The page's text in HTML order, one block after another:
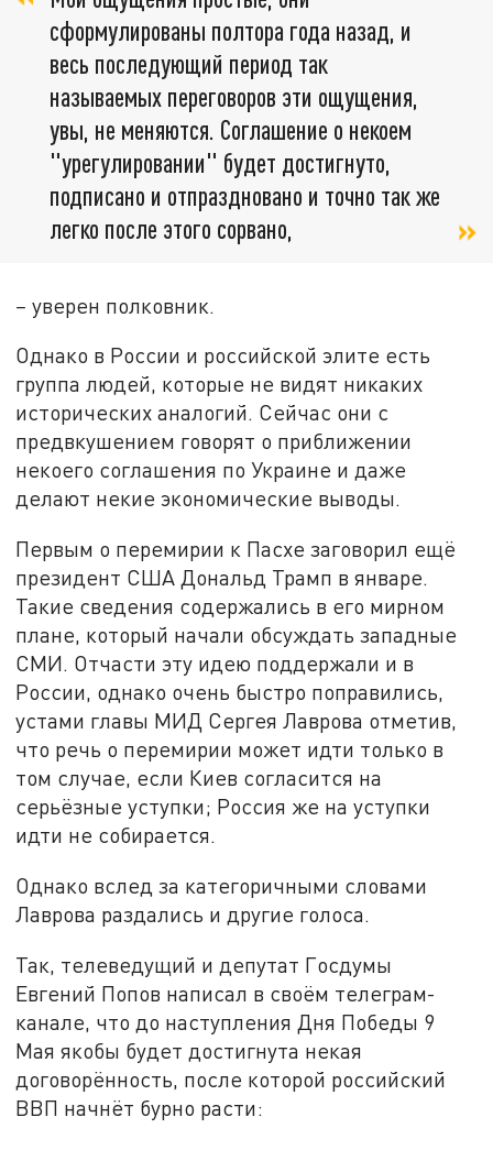
сформулированы полтора года назад, и
весь последующий период так
называемых переговоров эти ощущения,
увы, не меняются. Соглашение о некоем
"урегулировании" будет достигнуто,
подписано и отпраздновано и точно так же
легко после этого сорвано,
– уверен полковник.
Однако в России и российской элите есть
группа людей, которые не видят никаких
исторических аналогий. Сейчас они с
предвкушением говорят о приближении
некоего соглашения по Украине и даже
делают некие экономические выводы.
Первым о перемирии к Пасхе заговорил ещё
президент США Дональд Трамп в январе.
Такие сведения содержались в его мирном
плане, который начали обсуждать западные
СМИ. Отчасти эту идею поддержали и в
России, однако очень быстро поправились,
устами главы МИД Сергея Лаврова отметив,
что речь о перемирии может идти только в
том случае, если Киев согласится на
серьёзные уступки; Россия же на уступки
идти не собирается.
Однако вслед за категоричными словами
Лаврова раздались и другие голоса.
Так, телеведущий и депутат Госдумы
Евгений Попов написал в своём телеграм-
канале, что до наступления Дня Победы 9
Мая якобы будет достигнута некая
договорённость, после которой российский
ВВП начнёт бурно расти: